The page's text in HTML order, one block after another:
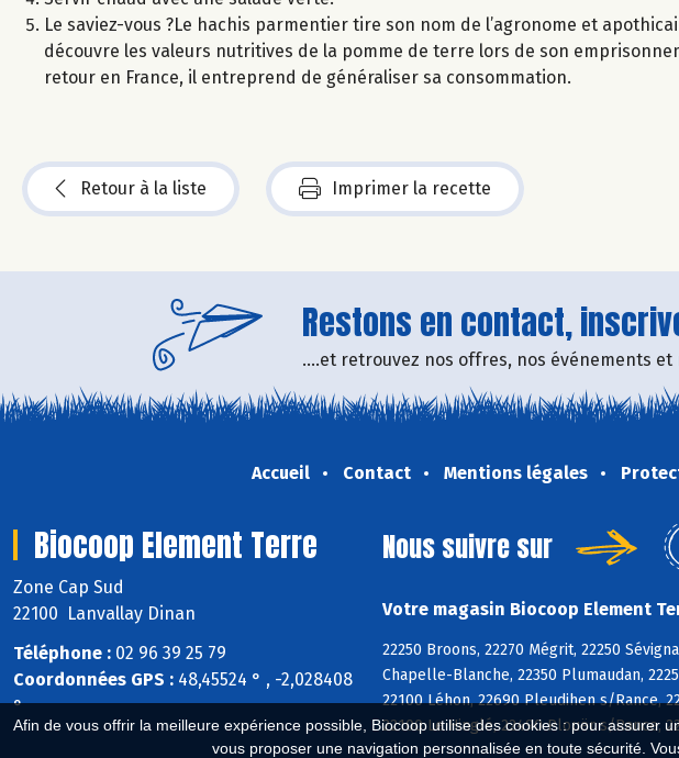
Afin de vous offrir la meilleure expérience possible, Biocoop utilise des cookies : pour
vous proposer une navigation personnalisée en toute sécurité.
Le saviez-vous ?Le hachis parmentier tire son nom de l’agronome et
découvre les valeurs nutritives de la pomme de terre lors de son
retour en France, il entreprend de généraliser sa consommation.
Retour à la liste Imprimer la recette
Restons en contact,
....et retrouvez nos offres, nos événements et
Accueil Contact Mentions légales
Biocoop Element Terre
Zone Cap Sud
22100 Lanvallay Dinan
Téléphone : 02 96 39 25 79
Coordonnées GPS : 48,45524 ° , -2,028408
°
Nous suivre sur
Votre magasin Biocoop Element
22250 Broons, 22270 Mégrit, 22250
Chapelle-Blanche, 22350 Plumaudan,
22100 Léhon, 22690 Pleudihen s/Rance,
22100 Le Hinglé, 22490 Plouër s/Rance,